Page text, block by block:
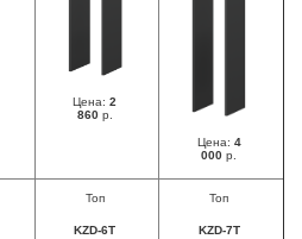
Цена: 2
860р.
Цена: 4
000 р.
Топ
KZD-6T
Топ
KZD-7T